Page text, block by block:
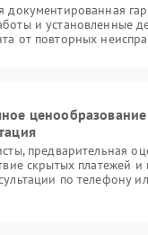
документированная
и установленные
от повторных
предварительная
скрытых платежей и
по телефону